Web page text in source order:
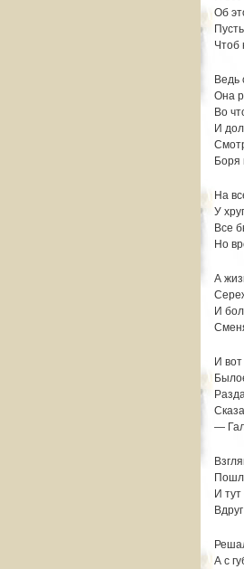
Об
Чтоб
Ведь
Она
Во
И
Боря
На
У
Все
Но
А
И
И
—
И
А с